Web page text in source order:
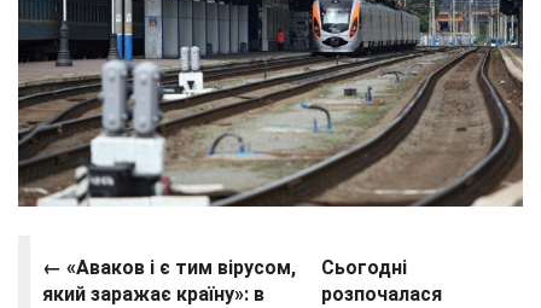
← «Аваков і є тим вірусом,
який заражає країну»: в
Сьогодні
розпочалася